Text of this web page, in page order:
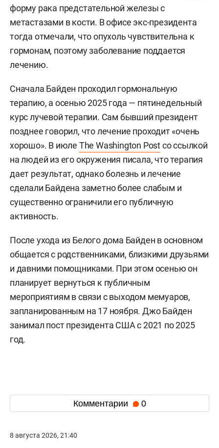
форму рака предстательной железы с
метастазами в кости. В офисе экс-президента
тогда отмечали, что опухоль чувствительна к
гормонам, поэтому заболевание поддается
лечению.
Сначала Байден проходил гормональную
терапию, а осенью 2025 года — пятинедельный
курс лучевой терапии. Сам бывший президент
позднее говорил, что лечение проходит «очень
хорошо». В июле The Washington Postсо ссылкой
на людей из его окружения писала, что терапия
дает результат, однако болезнь и лечение
сделали Байдена заметно более слабым и
существенно ограничили его публичную
активность.
После ухода из Белого дома Байден в основном
общается с родственниками, близкими друзьями
и давними помощниками. При этом осенью он
планирует вернуться к публичным
мероприятиям в связи с выходом мемуаров,
запланированным на 17 ноября. Джо Байден
занимал пост президента США с 2021 по 2025
год.
Комментарии 0
8 августа 2026, 21:40